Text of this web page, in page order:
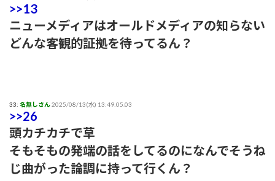
>>13
ニューメディアはオールドメディアの知らない
どんな客観的証拠を待ってるん？
33: 名無しさん2025/08/13(水) 13:49:05.03
>>26
頭カチカチで草
そもそもの発端の話をしてるのになんでそうね
じ曲がった論調に持って行くん？